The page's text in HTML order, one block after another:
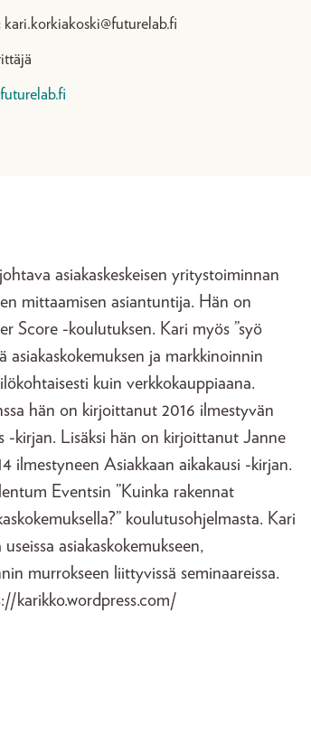
kari.korkiakoski@futurelab.fi
asiakaskeskeisen yritystoiminnan
mittaamisen asiantuntija. Hän on
Score -koulutuksen. Kari myös ”syö
asiakaskokemuksen ja markkinoinnin
kuin verkkokauppiaana.
hän on kirjoittanut 2016 ilmestyvän
-kirjan. Lisäksi hän on kirjoittanut Janne
ilmestyneen Asiakkaan aikakausi -kirjan.
Eventsin ”Kuinka rakennat
koulutusohjelmasta. Kari
asiakaskokemukseen,
murrokseen liittyvissä seminaareissa.
karikko.wordpress.com/